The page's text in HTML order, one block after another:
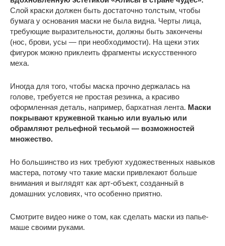
Слой краски должен быть достаточно толстым, чтобы
бумага у основания маски не была видна. Черты лица,
требующие выразительности, должны быть закончены
(нос, брови, усы — при необходимости). На щеки этих
фигурок можно приклеить фрагменты искусственного
меха.
Иногда для того, чтобы маска прочно держалась на
голове, требуется не простая резинка, а красиво
оформленная деталь, например, бархатная лента. Маски
покрывают кружевной тканью или вуалью или
обрамляют рельефной тесьмой — возможностей
множество.
Но большинство из них требуют художественных навыков
мастера, потому что такие маски привлекают больше
внимания и выглядят как арт-объект, созданный в
домашних условиях, что особенно приятно.
Смотрите видео ниже о том, как сделать маски из папье-
маше своими руками.